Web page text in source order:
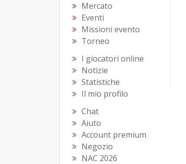
Mercato
Eventi
Missioni evento
Torneo
I giocatori online
Notizie
Statistiche
Il mio profilo
Chat
Aiuto
Account premium
Negozio
NAC 2026